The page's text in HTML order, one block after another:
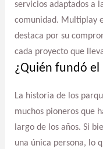
servicios adaptados a
comunidad. Multiplay
destaca por su
cada proyecto que
¿Quién fundó
La historia de los
muchos pioneros que
largo de los años. Si
una única persona, lo